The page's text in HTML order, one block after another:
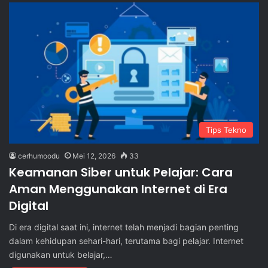
Tips Tekno
cerhumoodu Mei 12, 2026 33
Keamanan Siber untuk Pelajar: Cara
Aman Menggunakan Internet di Era
Digital
Di era digital saat ini, internet telah menjadi bagian penting
dalam kehidupan sehari-hari, terutama bagi pelajar. Internet
digunakan untuk belajar,…